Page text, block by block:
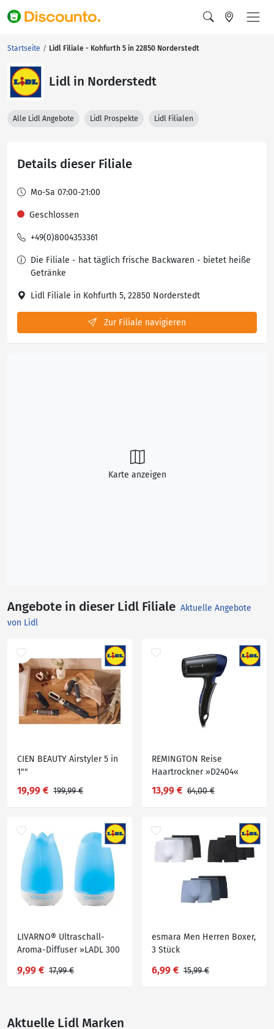
Startseite Lidl Filiale - Kohfurth 5 in 22850 Norderstedt
Lidl in Norderstedt
Alle Lidl Angebote Lidl Prospekte Lidl Filialen
Details dieser Filiale
Mo-Sa 07:00-21:00
Geschlossen
+49(0)8004353361
Die Filiale - hat täglich frische Backwaren - bietet heiße
Getränke
Lidl Filiale in Kohfurth 5, 22850 Norderstedt
Zur Filiale navigieren
Karte anzeigen
Angebote in dieser Lidl Filiale Aktuelle Angebote
von Lidl
CIEN BEAUTY Airstyler 5 in
1""
19,99 € 199,99 €
REMINGTON Reise
Haartrockner »D2404«
13,99 € 64,00 €
LIVARNO® Ultraschall-
Aroma-Diffuser »LADL 300
9,99 € 17,99 €
esmara Men Herren Boxer,
3 Stück
6,99 € 15,99 €
Aktuelle Lidl Marken